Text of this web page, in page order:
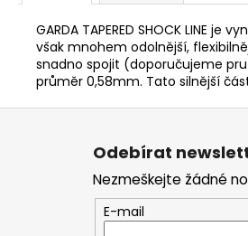
GARDA TAPERED SHOCK
však mnohem odolnější,
snadno spojit (doporučujeme
průměr 0,58mm. Tato silnější
Z
Odebírat
Nezmeškejte žádné
E-mail